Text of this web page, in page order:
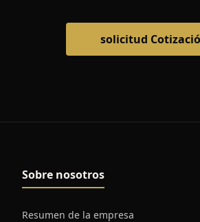
solicitud
Sobre nosotros
Resumen de la empresa